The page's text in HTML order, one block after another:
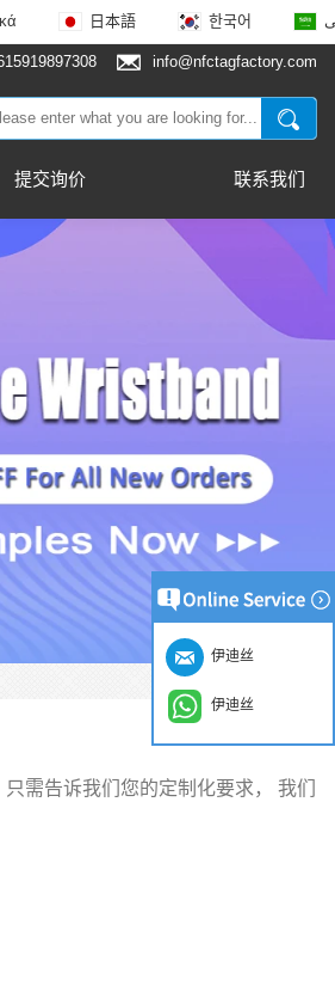
日本語 한국어
info@nfctagfactory.com
提交询价 联系我们
需告诉我们您的定制化要求， 我们
伊迪丝
伊迪丝